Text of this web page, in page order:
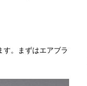
。まずはエアブラ